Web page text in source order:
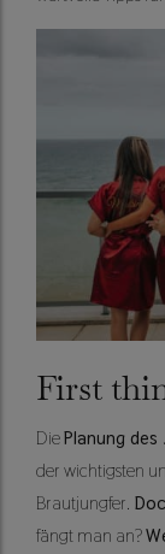
First
DiePlanung des
der wichtigsten
Brautjungfer.
fängt man an?